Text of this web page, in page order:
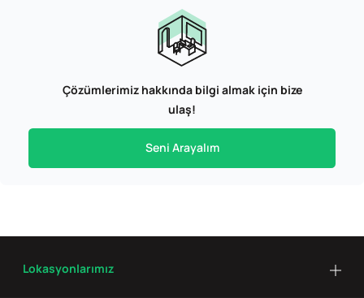
Çözümlerimiz hakkında bilgi almak için bize
ulaş!
Seni Arayalım
Lokasyonlarımız